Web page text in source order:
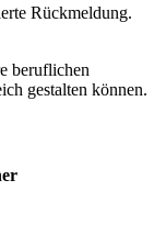
Rückmeldung.
beruflichen
gestalten können.